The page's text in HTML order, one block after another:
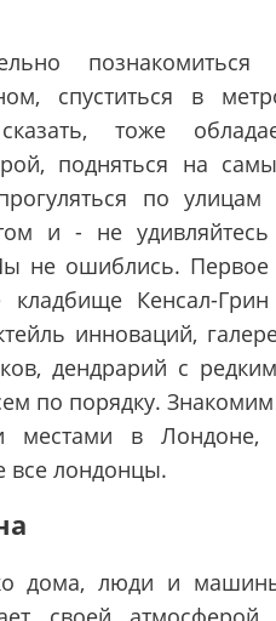
познакомиться
спуститься в
тоже
подняться на
по улицам
и - не
не ошиблись. Первое
кладбище Кенсал-
инноваций,
дендрарий с
по порядку.
местами в Лондоне,
все лондонцы.
дома, люди и